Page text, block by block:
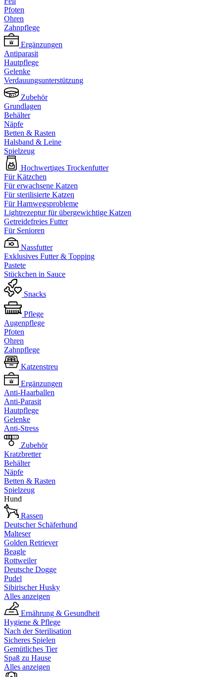
Pfoten
Ohren
Zahnpflege
Ergänzungen
Antiparasit
Hautpflege
Gelenke
Verdauungsunterstützung
Zubehör
Grundlagen
Behälter
Näpfe
Betten & Rasten
Halsband & Leine
Spielzeug
Hochwertiges Trockenfutter
Für Kätzchen
Für erwachsene Katzen
Für sterilisierte Katzen
Für Harnwegsprobleme
Lightrezeptur für übergewichtige Katzen
Getreidefreies Futter
Für Senioren
Nassfutter
Exklusives Futter & Topping
Pastete
Stückchen in Sauce
Snacks
Pflege
Augenpflege
Pfoten
Ohren
Zahnpflege
Katzenstreu
Ergänzungen
Anti-Haarballen
Anti-Parasit
Hautpflege
Gelenke
Anti-Stress
Zubehör
Kratzbretter
Behälter
Näpfe
Betten & Rasten
Spielzeug
Hund
Rassen
Deutscher Schäferhund
Malteser
Golden Retriever
Beagle
Rottweiler
Deutsche Dogge
Pudel
Sibirischer Husky
Alles anzeigen
Ernährung & Gesundheit
Hygiene & Pflege
Nach der Sterilisation
Sicheres Spielen
Gemütliches Tier
Spaß zu Hause
Alles anzeigen